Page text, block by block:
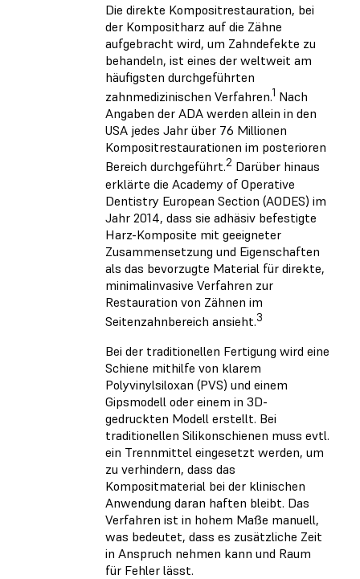
Die direkte Kompositrestauration, bei
der Kompositharz auf die Zähne
aufgebracht wird, um Zahndefekte zu
behandeln, ist eines der weltweit am
häufigsten durchgeführten
zahnmedizinischen Verfahren.1 Nach
Angaben der ADA werden allein in den
USA jedes Jahr über 76 Millionen
Kompositrestaurationen im posterioren
Bereich durchgeführt.2 Darüber hinaus
erklärte die Academy of Operative
Dentistry European Section (AODES) im
Jahr 2014, dass sie adhäsiv befestigte
Harz-Komposite mit geeigneter
Zusammensetzung und Eigenschaften
als das bevorzugte Material für direkte,
minimalinvasive Verfahren zur
Restauration von Zähnen im
Seitenzahnbereich ansieht.3
Bei der traditionellen Fertigung wird eine
Schiene mithilfe von klarem
Polyvinylsiloxan (PVS) und einem
Gipsmodell oder einem in 3D-
gedruckten Modell erstellt. Bei
traditionellen Silikonschienen muss evtl.
ein Trennmittel eingesetzt werden, um
zu verhindern, dass das
Kompositmaterial bei der klinischen
Anwendung daran haften bleibt. Das
Verfahren ist in hohem Maße manuell,
was bedeutet, dass es zusätzliche Zeit
in Anspruch nehmen kann und Raum
für Fehler lässt.